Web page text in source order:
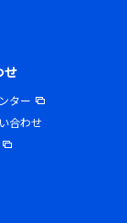
せ
ター
合わせ